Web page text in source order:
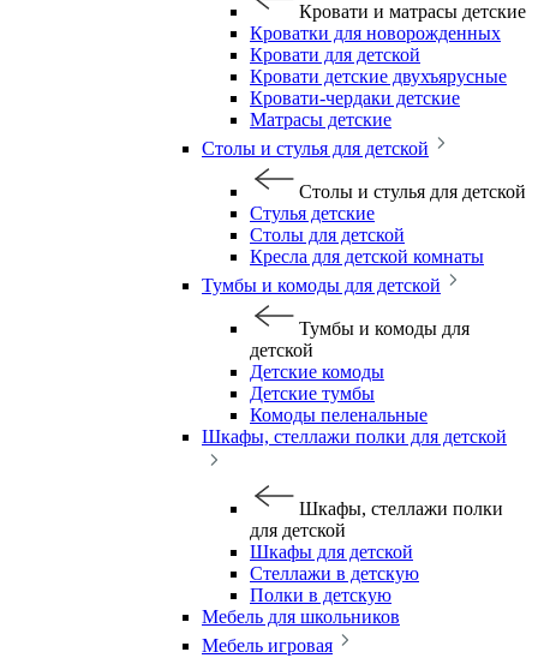
Кровати и матрасы детские
Кроватки для новорожденных
Кровати для детской
Кровати детские двухъярусные
Кровати-чердаки детские
Матрасы детские
Столы и стулья для детской
Столы и стулья для детской
Стулья детские
Столы для детской
Кресла для детской комнаты
Тумбы и комоды для детской
Тумбы и комоды для
детской
Детские комоды
Детские тумбы
Комоды пеленальные
Шкафы, стеллажи полки для детской
Шкафы, стеллажи полки
для детской
Шкафы для детской
Стеллажи в детскую
Полки в детскую
Мебель для школьников
Мебель игровая